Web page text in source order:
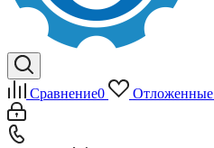
Сравнение0 Отложенные